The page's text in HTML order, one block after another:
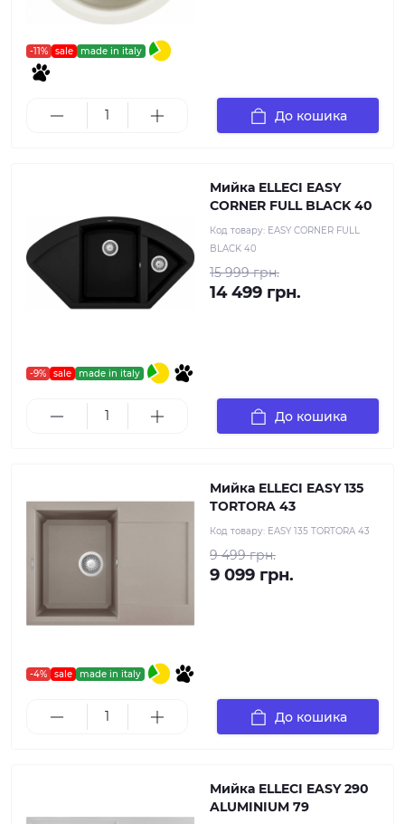
-11% sale made in italy
До кошика
-9% sale made in italy
Мийка ELLECI EASY
CORNER FULL BLACK 40
Код товару: EASY CORNER FULL
BLACK 40
15 999 грн.
14 499 грн.
До кошика
-4% sale made in italy
Мийка ELLECI EASY 135
TORTORA 43
Код товару: EASY 135 TORTORA 43
9 499 грн.
9 099 грн.
До кошика
Мийка ELLECI EASY 290
ALUMINIUM 79